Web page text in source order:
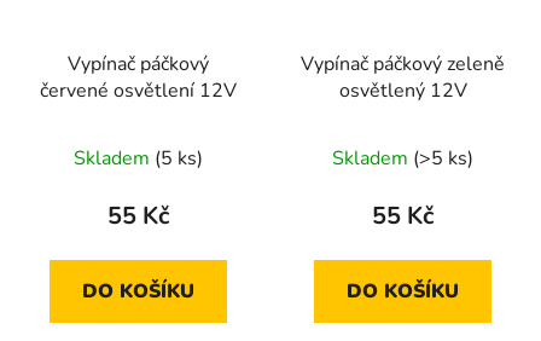
Vypínač páčkový
červené osvětlení 12V
Skladem (5 ks)
55 Kč
DO KOŠÍKU
Vypínač páčkový zeleně
osvětlený 12V
Skladem (>5 ks)
55 Kč
DO KOŠÍKU